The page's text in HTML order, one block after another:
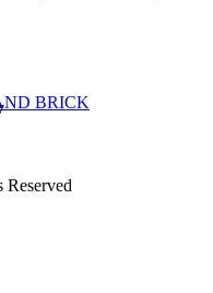
BRICK